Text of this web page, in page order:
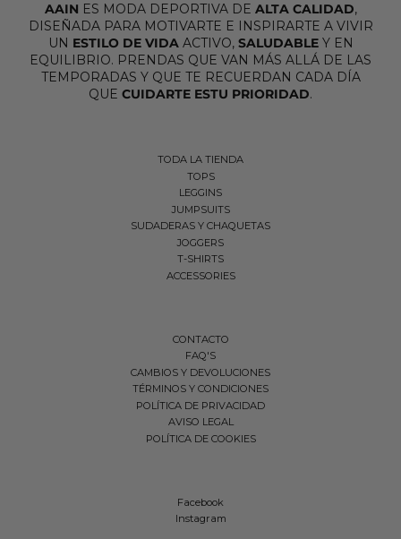
AAIN ES MODA DEPORTIVA DE ALTA CALIDAD,
DISEÑADA PARA MOTIVARTE E INSPIRARTE A VIVIR
UN ESTILO DE VIDA ACTIVO, SALUDABLEY EN
EQUILIBRIO. PRENDAS QUE VAN MÁS ALLÁ DE LAS
TEMPORADAS Y QUE TE RECUERDAN CADA DÍA
QUE CUIDARTE ESTU PRIORIDAD.
TODA LA TIENDA
TOPS
LEGGINS
JUMPSUITS
SUDADERAS Y CHAQUETAS
JOGGERS
T-SHIRTS
ACCESSORIES
CONTACTO
FAQ'S
CAMBIOS Y DEVOLUCIONES
TÉRMINOS Y CONDICIONES
POLÍTICA DE PRIVACIDAD
AVISO LEGAL
POLÍTICA DE COOKIES
Facebook
Instagram